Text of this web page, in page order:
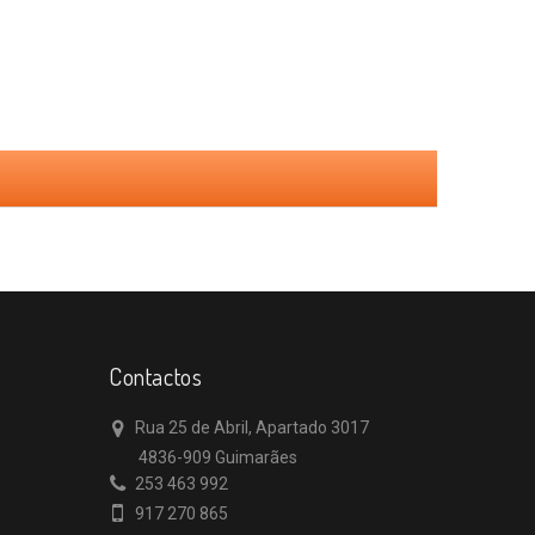
Contactos
Rua 25 de Abril, Apartado 3017
4836-909 Guimarães
253 463 992
917 270 865